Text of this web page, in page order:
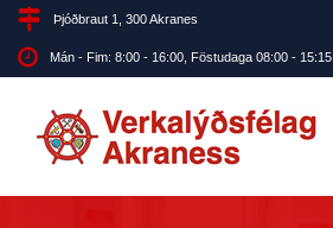
Þjóðbraut 1, 300 Akranes
Mán - Fim: 8:00 - 16:00, Föstudaga 08:00 - 15:15